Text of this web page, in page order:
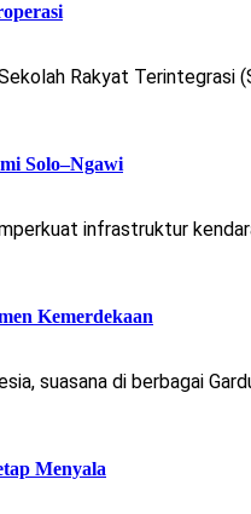
Rakyat Terintegrasi
Solo–Ngawi
infrastruktur
Kemerdekaan
suasana di berbagai
Menyala